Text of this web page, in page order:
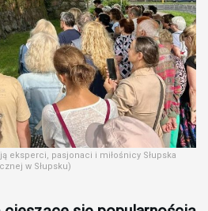
eksperci, pasjonaci i miłośnicy Słupska
w Słupsku)